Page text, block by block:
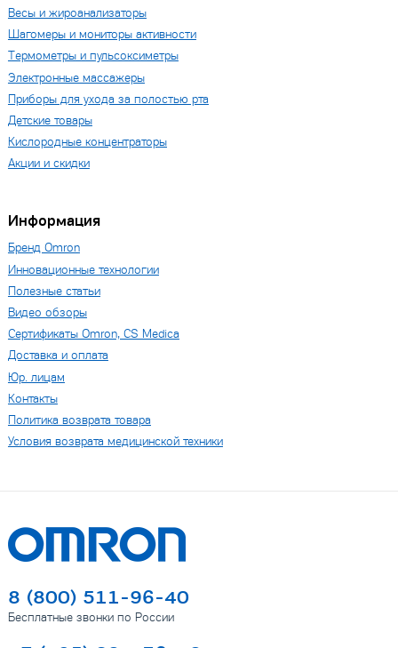
Весы и жироанализаторы
Шагомеры и мониторы активности
Термометры и пульсоксиметры
Электронные массажеры
Приборы для ухода за полостью рта
Детские товары
Кислородные концентраторы
Акции и скидки
Информация
Бренд Omron
Инновационные технологии
Полезные статьи
Видео обзоры
Сертификаты Omron, CS Medica
Доставка и оплата
Юр. лицам
Контакты
Политика возврата товара
Условия возврата медицинской техники
8 (800) 511-96-40
Бесплатные звонки по России